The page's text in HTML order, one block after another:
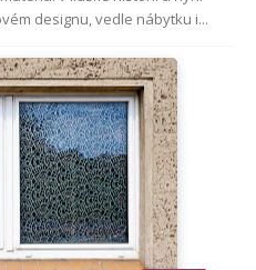
designu, vedle nábytku i...